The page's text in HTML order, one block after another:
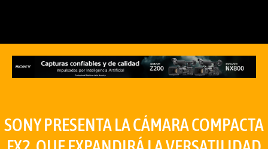
SONY PRESENTA LA CÁMARA COMPACTA